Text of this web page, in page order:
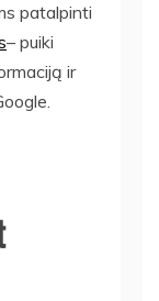
patalpinti
– puiki
ir